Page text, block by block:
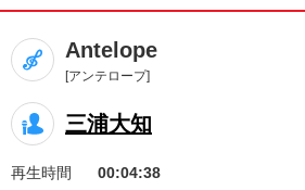
カラオケ＠DAM
ユーザー検索
キャンペーン
お知らせ よくあるご質問
Antelope
[アンテロープ]
三浦大知
再生時間
00:04:38